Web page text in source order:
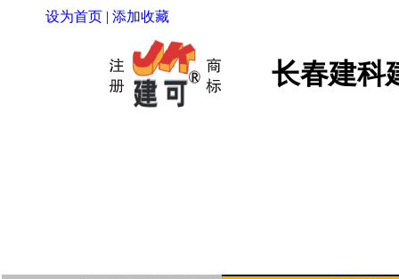
设为首页 | 添加收藏
长春建科